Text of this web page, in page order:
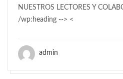
NUESTROS LECTORES Y
/wp:heading --> <
admin